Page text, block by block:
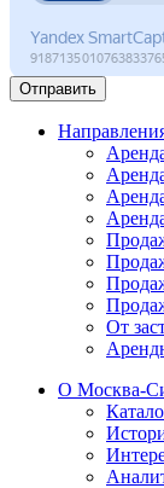
Отправить
От
О Москва-